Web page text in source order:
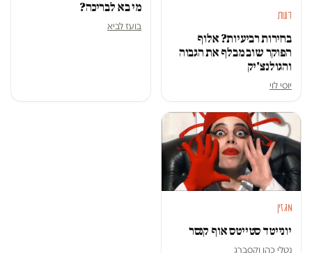
דעות
בחירות רביעיות? אלוף
הפוקר שוב מבלף את הגבוה
והגולנצ'יק
יוסי לוי
מי בא לבריכה?
בועז לביא
מגזין
יונייטד סטייטס אוף קנסר
נטלי כהן וקסברג